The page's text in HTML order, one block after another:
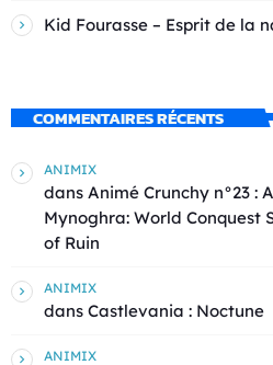
Kid Fourasse – Esprit de la
COMMENTAIRES RÉCENTS
ANIMIX
dans Animé Crunchy n°23 :
Mynoghra: World Conquest
of Ruin
ANIMIX
dans Castlevania : Noctune
ANIMIX